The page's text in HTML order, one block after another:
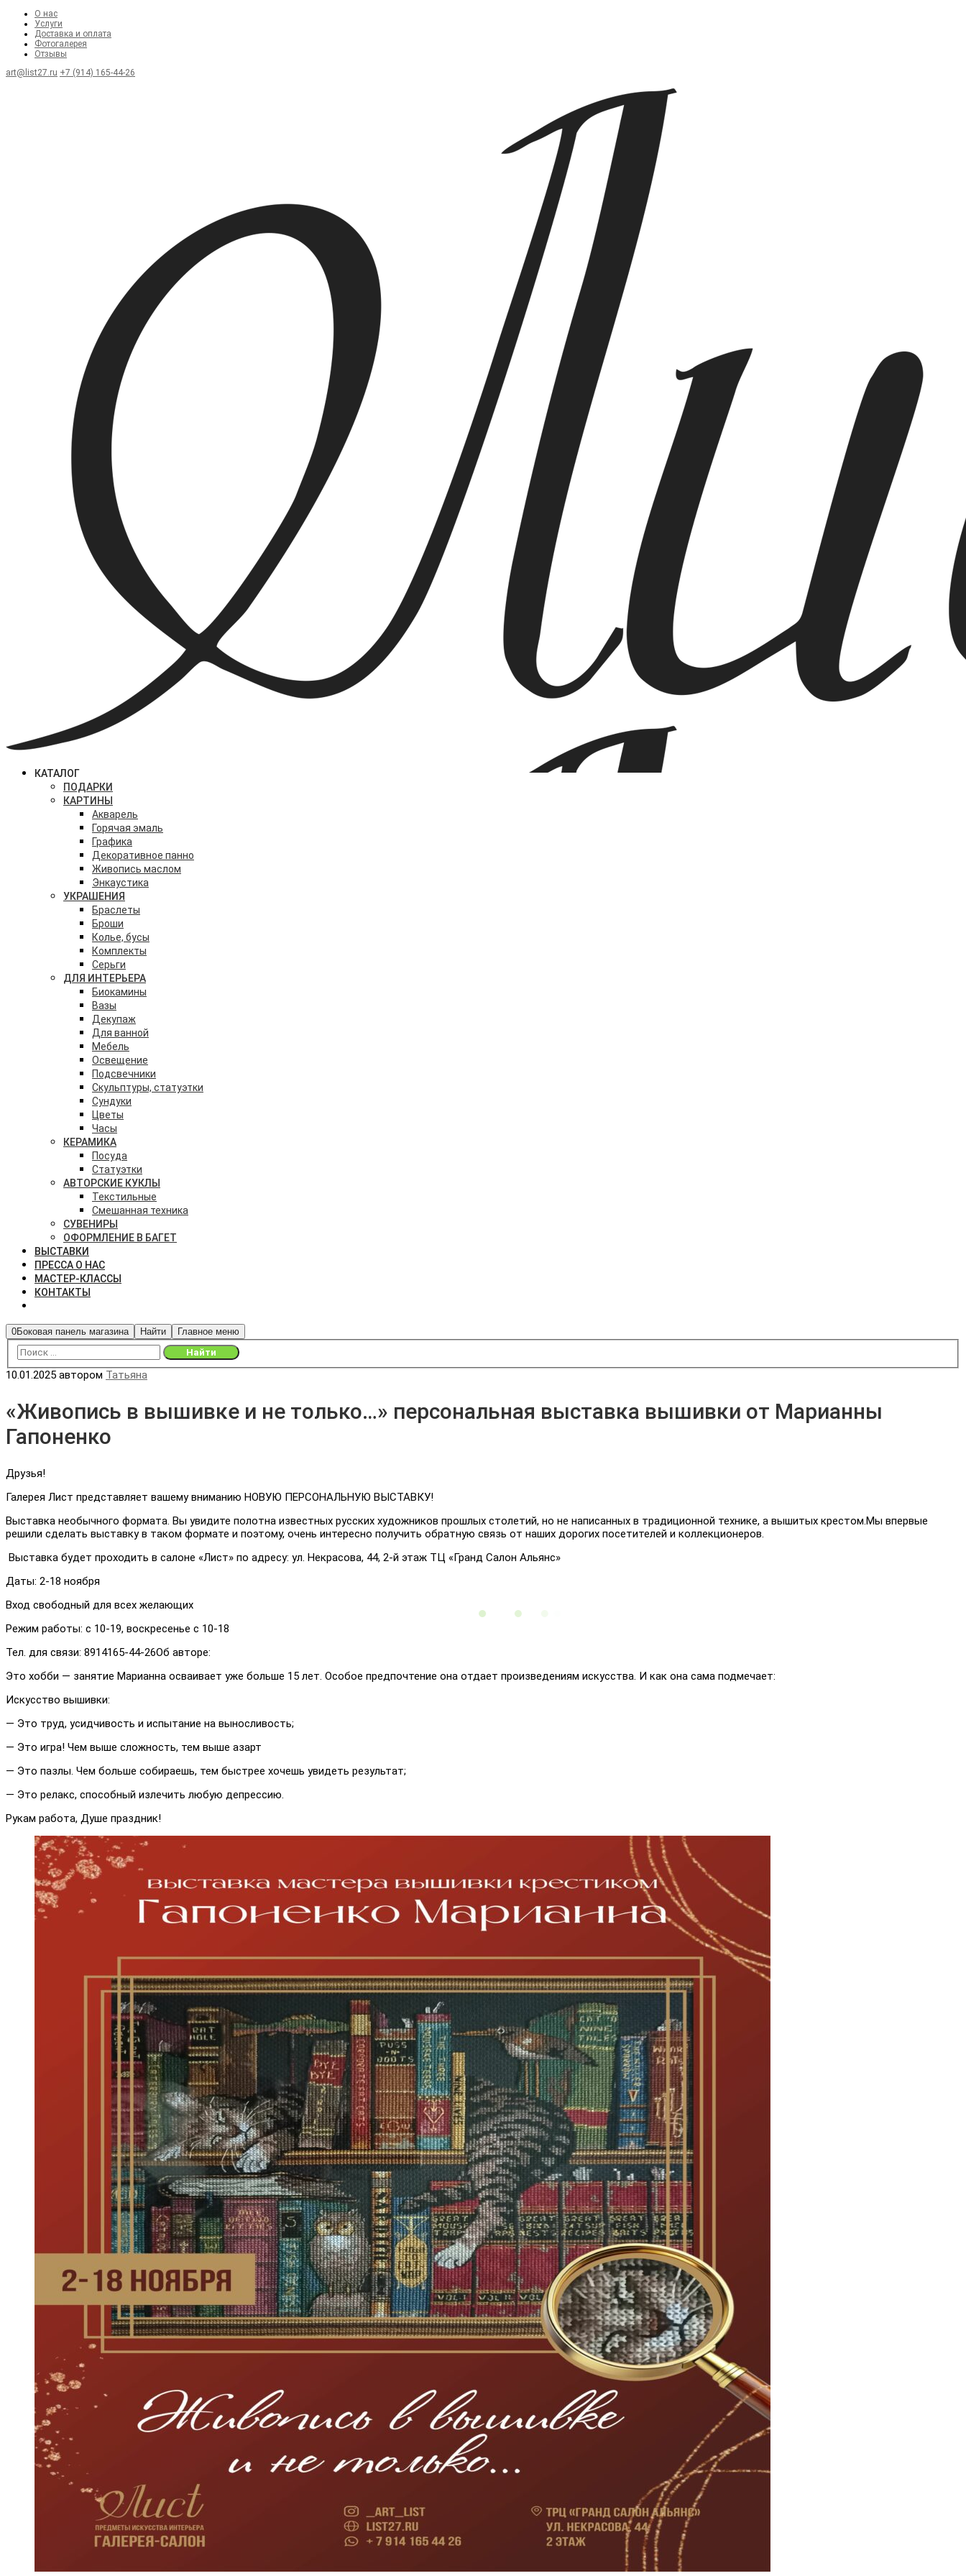
О нас
Услуги
Доставка и оплата
Фотогалерея
Отзывы
art@list27.ru +7 (914) 165-44-26
КАТАЛОГ
ПОДАРКИ
КАРТИНЫ
Акварель
Горячая эмаль
Графика
Декоративное панно
Живопись маслом
Энкаустика
УКРАШЕНИЯ
Браслеты
Броши
Колье, бусы
Комплекты
Серьги
ДЛЯ ИНТЕРЬЕРА
Биокамины
Вазы
Декупаж
Для ванной
Мебель
Освещение
Подсвечники
Скульптуры, статуэтки
Сундуки
Цветы
Часы
КЕРАМИКА
Посуда
Статуэтки
АВТОРСКИЕ КУКЛЫ
Текстильные
Смешанная техника
СУВЕНИРЫ
ОФОРМЛЕНИЕ В БАГЕТ
ВЫСТАВКИ
ПРЕССА О НАС
МАСТЕР-КЛАССЫ
КОНТАКТЫ
0Боковая панель магазина Найти Главное меню
10.01.2025 автором Татьяна
«Живопись в вышивке и не только…» персональная выставка вышивки от Марианны
Гапоненко
Друзья!
Галерея Лист представляет вашему вниманию НОВУЮ ПЕРСОНАЛЬНУЮ ВЫСТАВКУ!
Выставка необычного формата. Вы увидите полотна известных русских художников прошлых столетий, но не написанных в традиционной технике, а вышитых крестом.Мы впервые
решили сделать выставку в таком формате и поэтому, очень интересно получить обратную связь от наших дорогих посетителей и коллекционеров.
Выставка будет проходить в салоне «Лист» по адресу: ул. Некрасова, 44, 2-й этаж ТЦ «Гранд Салон Альянс»
Даты: 2-18 ноября
Вход свободный для всех желающих
Режим работы: с 10-19, воскресенье с 10-18
Тел. для связи: 8914165-44-26Об авторе:
Это хобби — занятие Марианна осваивает уже больше 15 лет. Особое предпочтение она отдает произведениям искусства. И как она сама подмечает:
Искусство вышивки:
— Это труд, усидчивость и испытание на выносливость;
— Это игра! Чем выше сложность, тем выше азарт
— Это пазлы. Чем больше собираешь, тем быстрее хочешь увидеть результат;
— Это релакс, способный излечить любую депрессию.
Рукам работа, Душе праздник!